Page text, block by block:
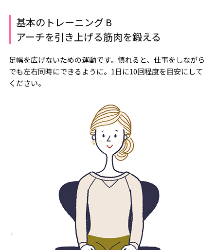
基本のトレーニング B
アーチを引き上げる筋肉を鍛える
足幅を広げないための運動です。慣れると、仕事をしながら
でも左右同時にできるように。1日に10回程度を目安にして
ください。